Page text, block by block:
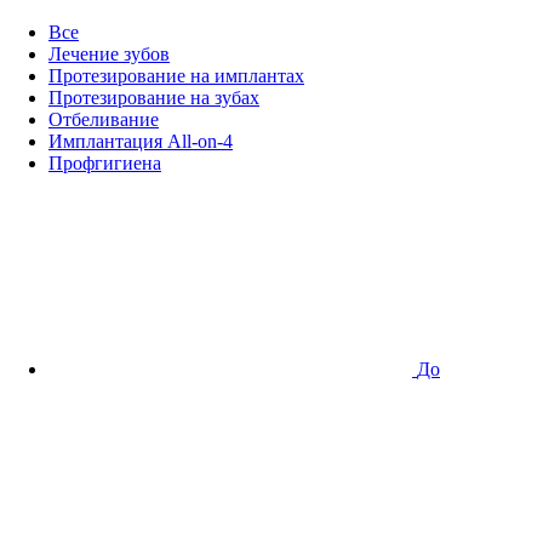
Все
Лечение зубов
Протезирование на имплантах
Протезирование на зубах
Отбеливание
Имплантация All-on-4
Профгигиена
До